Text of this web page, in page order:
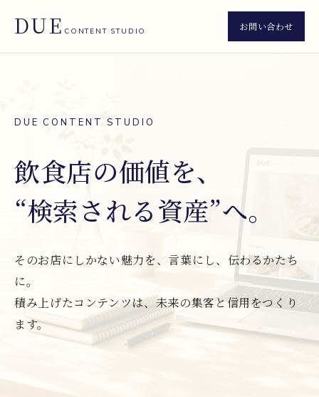
DUE CONTENT STUDIO お問い合わせ
DUE CONTENT STUDIO
飲食店の価値を、
“検索される資産”へ。
そのお店にしかない魅力を、言葉にし、伝わるかたち
に。
積み上げたコンテンツは、未来の集客と信用をつくり
ます。